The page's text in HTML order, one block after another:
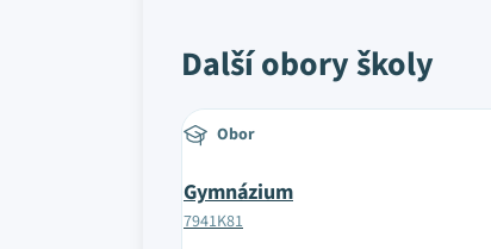
Další obory školy
Obor
Gymnázium
7941K81